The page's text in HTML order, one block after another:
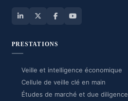
PRESTATIONS
Veille et intelligence économique
Cellule de veille clé en main
Études de marché et due diligence